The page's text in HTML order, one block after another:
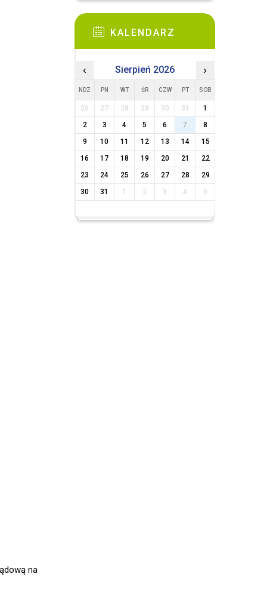
na
KALENDARZ
‹ Sierpień 2026 ›
NDZ PN WT ŚR CZW PT SOB
26 27 28 29 30 31
1
2
3 4 5 6 7
8
9
10 11 12 13 14
15
16
17 18 19 20 21
22
23
24 25 26 27 28
29
30
31 1 2 3 4 5